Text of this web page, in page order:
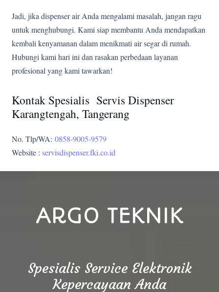
Jadi, jika dispenser air Anda mengalami masalah, jangan ragu
untuk menghubungi. Kami siap membantu Anda mendapatkan
kembali kenyamanan dalam menikmati air segar di rumah.
Hubungi kami hari ini dan rasakan perbedaan layanan
profesional yang kami tawarkan!
Kontak Spesialis Servis Dispenser
Karangtengah, Tangerang
No. Tlp/WA: 0858-9005-9579
Website : servisdispenser.fki.co.id
ARGO TEKNIK
Spesialis Service Elektronik
Kepercayaan Anda